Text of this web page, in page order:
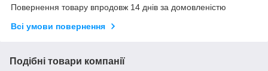
Повернення товару впродовж 14 днів за домовленістю
Всі умови повернення
Подібні товари компанії